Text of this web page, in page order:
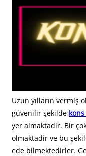
Uzun yılların vermiş
güvenilir şekilde
yer almaktadir. Bir
olmaktadir ve bu
ede bilmektedirler.